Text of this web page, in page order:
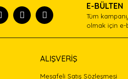
bulunuyor.
olmalı.
E-BÜLTEN
Tüm
olmak için e-
ALIŞVERİŞ
Mesafeli Satış Sözleşmesi